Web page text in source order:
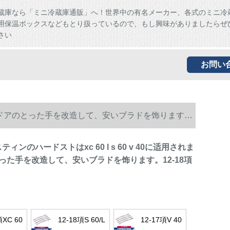
庫なら「ミニ冷蔵庫通販」へ！世界中の有名メーカー、各式のミニ冷
保温ボックスなどもとり扱っているので、もし興味がありましたらぜ
い
お問い
のとった手を改造して、安いブラドを饰ります。
ィンのハードストはxc 60 l s 60 v 40に适用されま
た手を改造して、安いブラドを饰ります。12-18項
XC 60 12-18項S 60/L 12-17項V 40